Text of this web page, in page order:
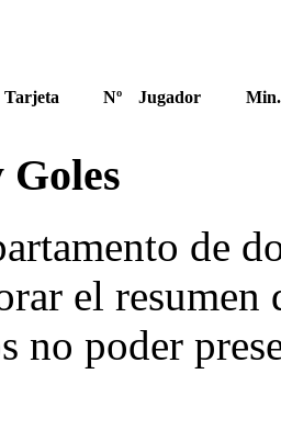
Tarjeta Nº Jugador Min.
Goles
de
el
no poder